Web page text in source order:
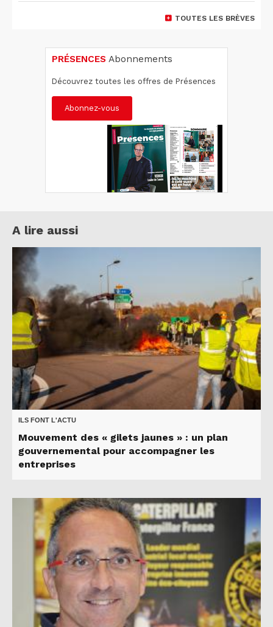
TOUTES LES BRÈVES
PRÉSENCES Abonnements
Découvrez toutes les offres de Présences
Abonnez-vous
A lire aussi
ILS FONT L'ACTU
Mouvement des « gilets jaunes » : un plan
gouvernemental pour accompagner les
entreprises